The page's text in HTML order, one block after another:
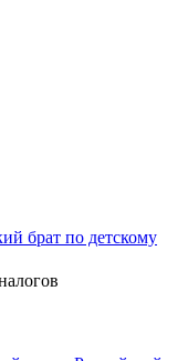
брат по детскому